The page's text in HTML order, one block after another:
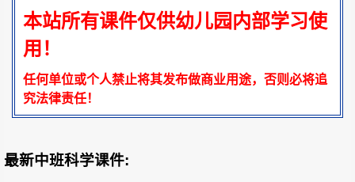
本站所有课件仅供幼儿园内部学习使
用！
任何单位或个人禁止将其发布做商业用途，否则必将追
究法律责任！
最新中班科学课件: